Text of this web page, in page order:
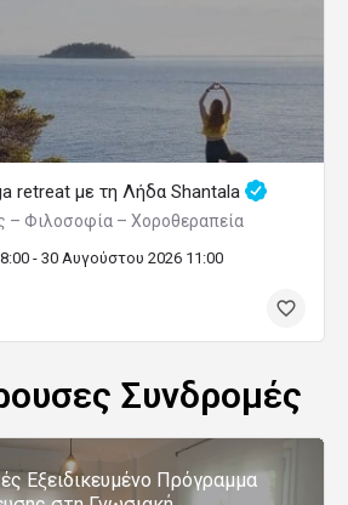
retreat με τη Λήδα Shantala
– Φιλοσοφία – Χοροθεραπεία
- 30 Αυγούστου 2026 11:00
Συνδρομές
Εξειδικευμένο Πρόγραμμα